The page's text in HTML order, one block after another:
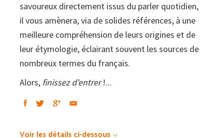
savoureux directement issus du parler quotidien,
il vous amènera, via de solides références, à une
meilleure compréhension de leurs origines et de
leur étymologie, éclairant souvent les sources de
nombreux termes du français.
Alors, finissez d'entrer!...
Voir les détails ci-dessous